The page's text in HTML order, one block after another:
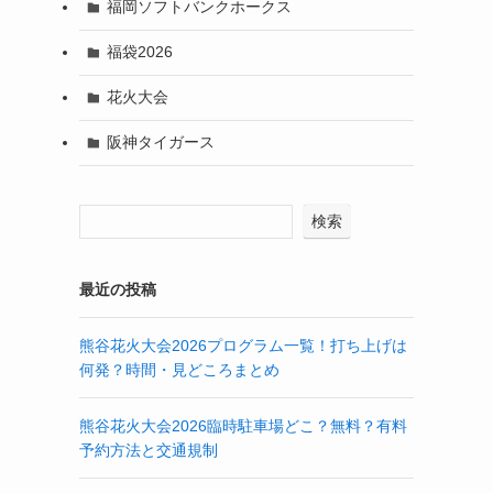
福岡ソフトバンクホークス
福袋2026
花火大会
阪神タイガース
検索
最近の投稿
熊谷花火大会2026プログラム一覧！打ち上げは
何発？時間・見どころまとめ
熊谷花火大会2026臨時駐車場どこ？無料？有料
予約方法と交通規制